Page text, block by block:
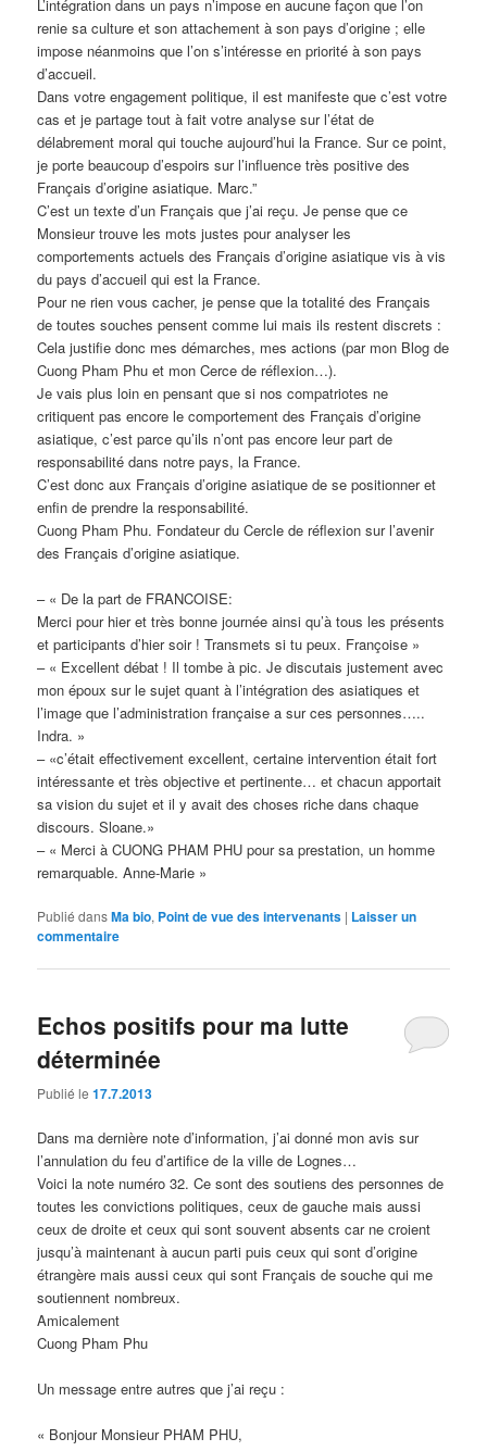
L’intégration dans un pays n’impose en aucune façon que l’on
renie sa culture et son attachement à son pays d’origine ; elle
impose néanmoins que l’on s’intéresse en priorité à son pays
d’accueil.
Dans votre engagement politique, il est manifeste que c’est votre
cas et je partage tout à fait votre analyse sur l’état de
délabrement moral qui touche aujourd’hui la France. Sur ce point,
je porte beaucoup d’espoirs sur l’influence très positive des
Français d’origine asiatique. Marc.”
C’est un texte d’un Français que j’ai reçu. Je pense que ce
Monsieur trouve les mots justes pour analyser les
comportements actuels des Français d’origine asiatique vis à vis
du pays d’accueil qui est la France.
Pour ne rien vous cacher, je pense que la totalité des Français
de toutes souches pensent comme lui mais ils restent discrets :
Cela justifie donc mes démarches, mes actions (par mon Blog de
Cuong Pham Phu et mon Cerce de réflexion…).
Je vais plus loin en pensant que si nos compatriotes ne
critiquent pas encore le comportement des Français d’origine
asiatique, c’est parce qu’ils n’ont pas encore leur part de
responsabilité dans notre pays, la France.
C’est donc aux Français d’origine asiatique de se positionner et
enfin de prendre la responsabilité.
Cuong Pham Phu. Fondateur du Cercle de réflexion sur l’avenir
des Français d’origine asiatique.
– « De la part de FRANCOISE:
Merci pour hier et très bonne journée ainsi qu’à tous les présents
et participants d’hier soir ! Transmets si tu peux. Françoise »
– « Excellent débat ! Il tombe à pic. Je discutais justement avec
mon époux sur le sujet quant à l’intégration des asiatiques et
l’image que l’administration française a sur ces personnes…..
Indra. »
– «c’était effectivement excellent, certaine intervention était fort
intéressante et très objective et pertinente… et chacun apportait
sa vision du sujet et il y avait des choses riche dans chaque
discours. Sloane.»
– « Merci à CUONG PHAM PHU pour sa prestation, un homme
remarquable. Anne-Marie »
Publié dansMa bio, Point de vue des intervenants | Laisser un
commentaire
Echos positifs pour ma lutte
déterminée
Publié le17.7.2013
Dans ma dernière note d’information, j’ai donné mon avis sur
l’annulation du feu d’artifice de la ville de Lognes…
Voici la note numéro 32. Ce sont des soutiens des personnes de
toutes les convictions politiques, ceux de gauche mais aussi
ceux de droite et ceux qui sont souvent absents car ne croient
jusqu’à maintenant à aucun parti puis ceux qui sont d’origine
étrangère mais aussi ceux qui sont Français de souche qui me
soutiennent nombreux.
Amicalement
Cuong Pham Phu
Un message entre autres que j’ai reçu :
« Bonjour Monsieur PHAM PHU,